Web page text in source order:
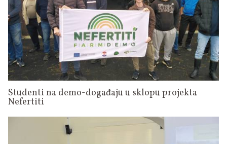
Studenti na demo-događaju u sklopu projekta
Nefertiti